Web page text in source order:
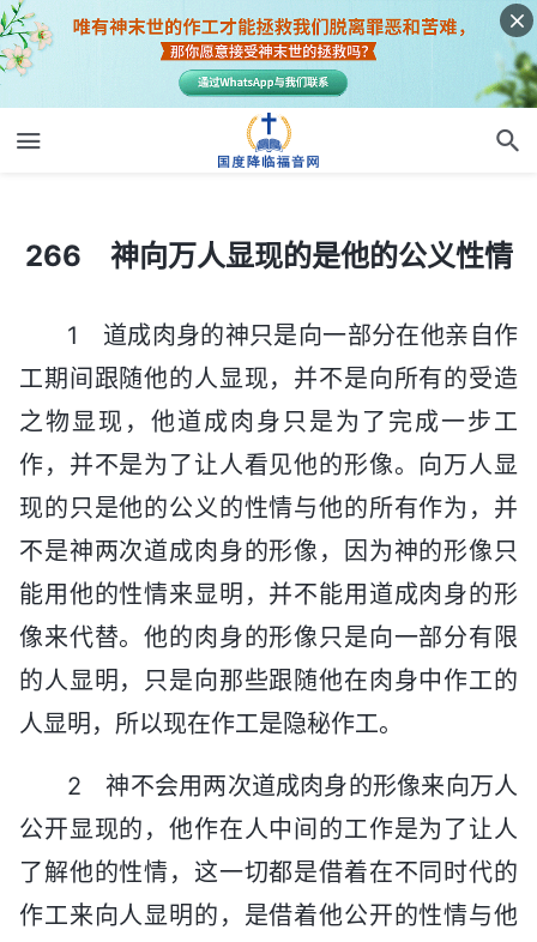
266 神向万人显现的是他的公义性情
266 神向万人显现的是他的公义性情
1 道成肉身的神只是向一部分在他亲自作
工期间跟随他的人显现，并不是向所有的受造
之物显现，他道成肉身只是为了完成一步工
作，并不是为了让人看见他的形像。向万人显
现的只是他的公义的性情与他的所有作为，并
不是神两次道成肉身的形像，因为神的形像只
能用他的性情来显明，并不能用道成肉身的形
像来代替。他的肉身的形像只是向一部分有限
的人显明，只是向那些跟随他在肉身中作工的
人显明，所以现在作工是隐秘作工。
2 神不会用两次道成肉身的形像来向万人
公开显现的，他作在人中间的工作是为了让人
了解他的性情，这一切都是借着在不同时代的
作工来向人显明的，是借着他公开的性情与他